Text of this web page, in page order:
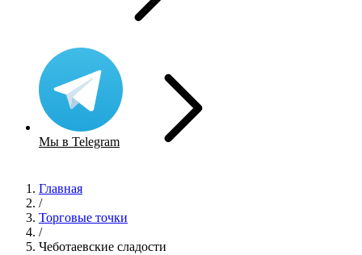
Мы в Telegram
Главная
/
Торговые точки
/
Чеботаевские сладости